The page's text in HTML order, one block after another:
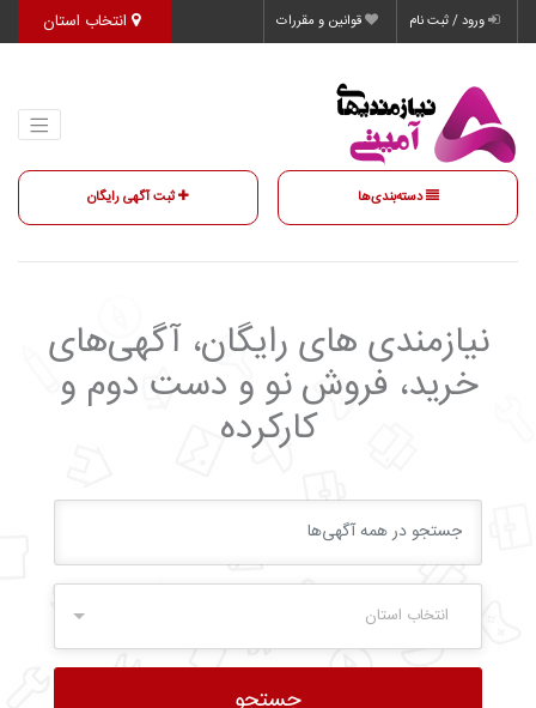
انتخاب استان قوانین و مقررات ورود / ثبت نام
دسته‌بندی‌ها ثبت آگهی رایگان
نیازمندی‌ های رایگان، آگهی‌های
خرید، فروش نو و دست دوم و
کارکرده
انتخاب استان